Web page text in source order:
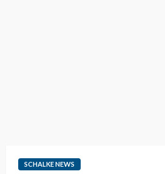
SCHALKE NEWS